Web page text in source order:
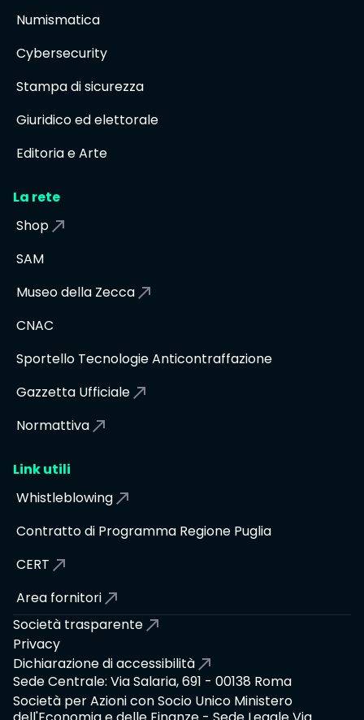
Numismatica
Cybersecurity
Stampa di sicurezza
Giuridico ed elettorale
Editoria e Arte
La rete
Shop
SAM
Museo della Zecca
CNAC
Sportello Tecnologie Anticontraffazione
Gazzetta Ufficiale
Normattiva
Link utili
Whistleblowing
Contratto di Programma Regione Puglia
CERT
Area fornitori
Società trasparente
Privacy
Dichiarazione di accessibilità
Sede Centrale: Via Salaria, 691 - 00138 Roma
Società per Azioni con Socio Unico Ministero